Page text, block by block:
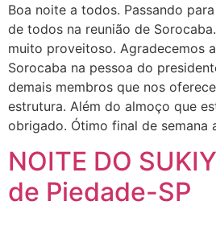
Boa noite a todos. Passando
de todos na reunião de
muito proveitoso. Agradecemos
Sorocaba na pessoa do
demais membros que nos
estrutura. Além do almoço que
obrigado. Ótimo final de semana
NOITE DO
de Piedade-SP